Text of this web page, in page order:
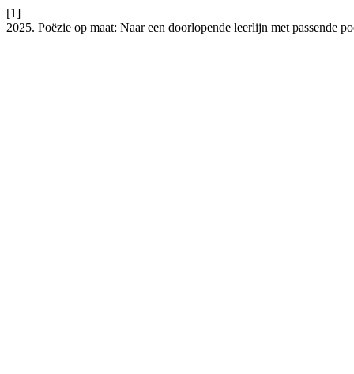
[1]
2025. Poëzie op maat: Naar een doorlopende leerlijn met passende